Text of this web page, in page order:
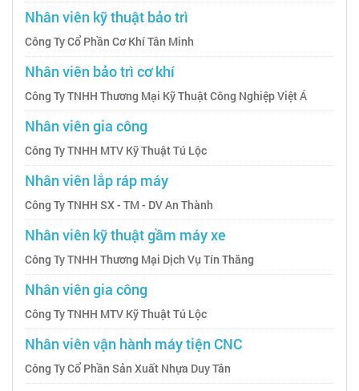
Nhân viên kỹ thuật bảo trì
Công Ty Cổ Phần Cơ Khí Tân Minh
Nhân viên bảo trì cơ khí
Công Ty TNHH Thương Mại Kỹ Thuật Công Nghiệp Việt Á
Nhân viên gia công
Công Ty TNHH MTV Kỹ Thuật Tú Lộc
Nhân viên lắp ráp máy
Công Ty TNHH SX - TM - DV An Thành
Nhân viên kỹ thuật gầm máy xe
Công Ty TNHH Thương Mại Dịch Vụ Tín Thăng
Nhân viên gia công
Công Ty TNHH MTV Kỹ Thuật Tú Lộc
Nhân viên vận hành máy tiện CNC
Công Ty Cổ Phần Sản Xuất Nhựa Duy Tân